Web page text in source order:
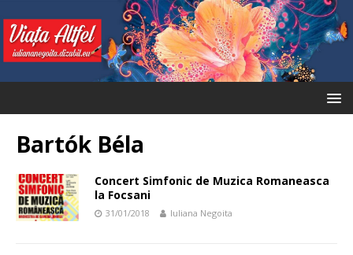
Bartók Béla
Concert Simfonic de Muzica Romaneasca
la Focsani
31/01/2018 Iuliana Negoita